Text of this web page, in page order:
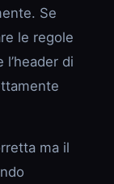
Se
le regole
di
ma il